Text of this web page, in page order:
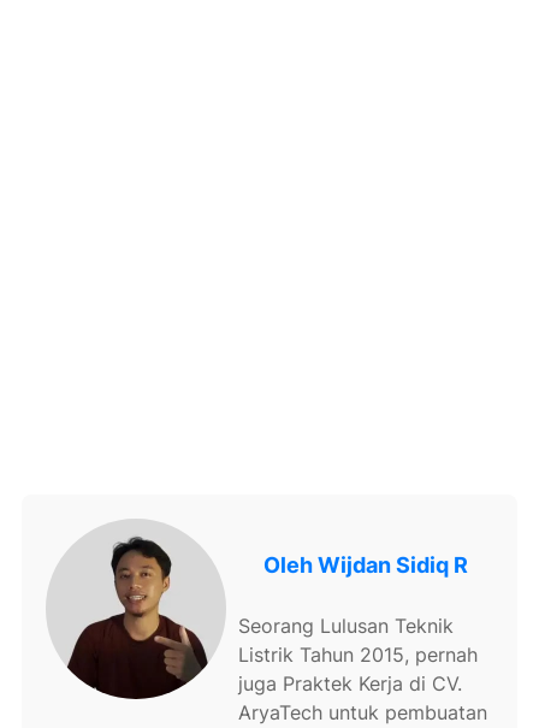
OlehWijdan Sidiq R
Seorang Lulusan Teknik
Listrik Tahun 2015, pernah
juga Praktek Kerja di CV.
AryaTech untuk pembuatan